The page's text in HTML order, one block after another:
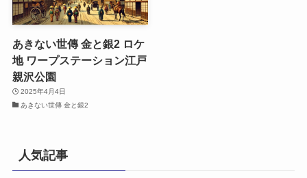
あきない世傳 金と銀2 ロケ
地 ワープステーション江戸
親沢公園
2025年4月4日
あきない世傳 金と銀2
人気記事